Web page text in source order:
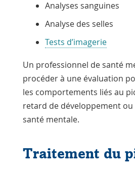
Analyses sanguines
Analyse des selles
Tests d’imagerie
Un professionnel de santé
procéder à une évaluation
les comportements liés au
retard de développement
santé mentale.
Traitement du